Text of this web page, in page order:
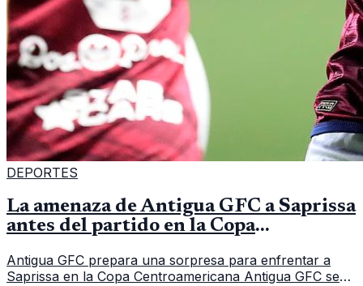
DEPORTES
La amenaza de Antigua GFC a Saprissa
antes del partido en la Copa
Antigua GFC prepara una sorpresa para enfrentar a
Saprissa en la Copa Centroamericana Antigua GFC se